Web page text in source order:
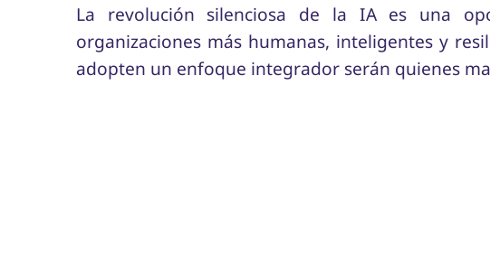
La revolución silenciosa de la IA es una
organizaciones más humanas, inteligentes y
adopten un enfoque integrador serán quienes